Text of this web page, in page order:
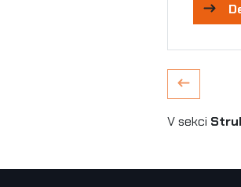
V sekci